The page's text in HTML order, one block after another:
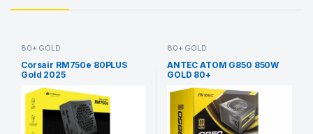
80+ GOLD
Corsair RM750e 80PLUS
Gold 2025
80+ GOLD
ANTEC ATOM G850 850W
GOLD 80+